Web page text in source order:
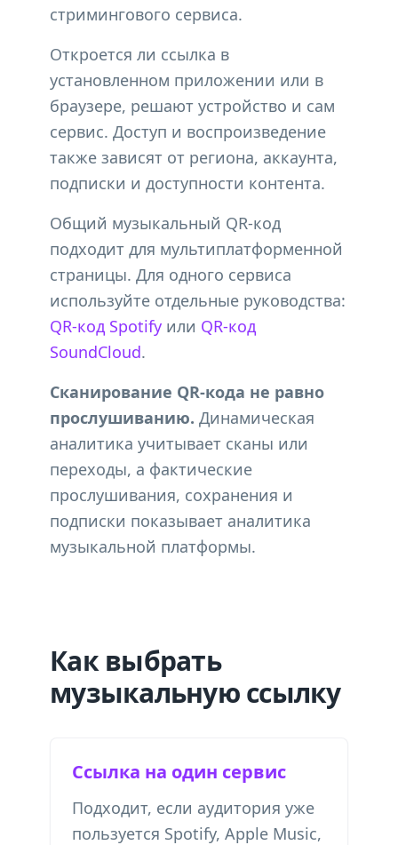
стримингового сервиса.
Откроется ли ссылка в
установленном приложении или в
браузере, решают устройство и сам
сервис. Доступ и воспроизведение
также зависят от региона, аккаунта,
подписки и доступности контента.
Общий музыкальный QR-код
подходит для мультиплатформенной
страницы. Для одного сервиса
используйте отдельные руководства:
QR-код Spotify или QR-код
SoundCloud.
Сканирование QR-кода не равно
прослушиванию. Динамическая
аналитика учитывает сканы или
переходы, а фактические
прослушивания, сохранения и
подписки показывает аналитика
музыкальной платформы.
Как выбрать
музыкальную ссылку
Ссылка на один сервис
Подходит, если аудитория уже
пользуется Spotify, Apple Music,